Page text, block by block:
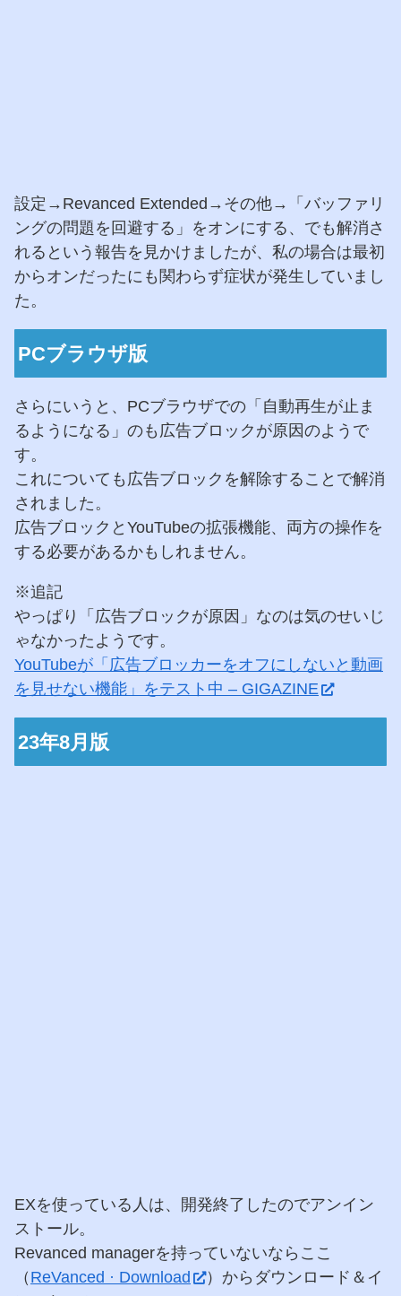
設定→Revanced Extended→その他→「バッファリ
ングの問題を回避する」をオンにする、でも解消さ
れるという報告を見かけましたが、私の場合は最初
からオンだったにも関わらず症状が発生していまし
た。
PCブラウザ版
さらにいうと、PCブラウザでの「自動再生が止ま
るようになる」のも広告ブロックが原因のようで
す。
これについても広告ブロックを解除することで解消
されました。
広告ブロックとYouTubeの拡張機能、両方の操作を
する必要があるかもしれません。
※追記
やっぱり「広告ブロックが原因」なのは気のせいじ
ゃなかったようです。
YouTubeが「広告ブロッカーをオフにしないと動画
を見せない機能」をテスト中 – GIGAZINE
23年8月版
EXを使っている人は、開発終了したのでアンイン
ストール。
Revanced managerを持っていないならここ
（ ReVanced · Download
）からダウンロード＆イ